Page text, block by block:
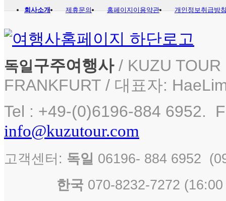
회사소개 제휴문의 홈페이지이용약관 개인정보취급방
독일 구주여행사/ KUZU TOUR
FRANKFURT / 대표자:
Tel : +49-(0)6196-884 6952.
info@kuzutour.com
고객센터: 독일 06196- 884 6952
한국 070-8232-7272 (